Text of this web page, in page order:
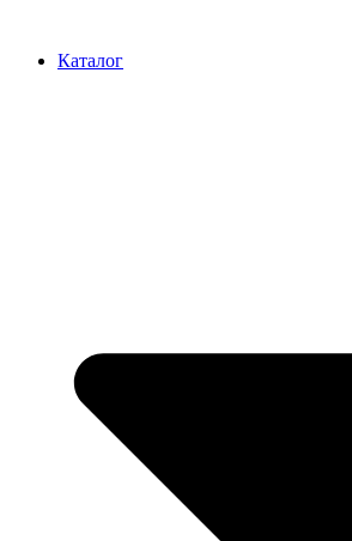
содержимому
Каталог